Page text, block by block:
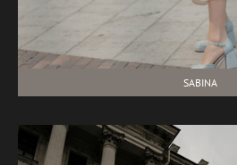
SABINA